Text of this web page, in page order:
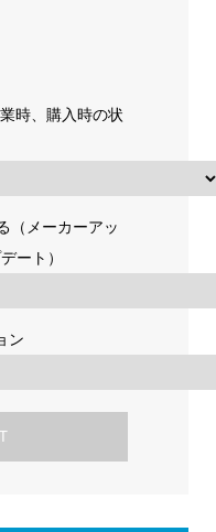
時、購入時の状
（メーカーアッ
ート）
ン